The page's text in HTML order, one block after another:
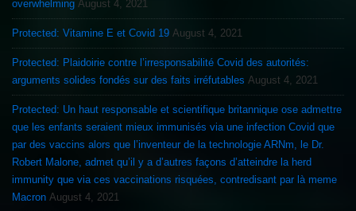
overwhelming August 4, 2021
Protected: Vitamine E et Covid 19 August 4, 2021
Protected: Plaidoirie contre l’irresponsabilité Covid des autorités:
arguments solides fondés sur des faits irréfutables August 4, 2021
Protected: Un haut responsable et scientifique britannique ose admettre
que les enfants seraient mieux immunisés via une infection Covid que
par des vaccins alors que l’inventeur de la technologie ARNm, le Dr.
Robert Malone, admet qu’il y a d’autres façons d’atteindre la herd
immunity que via ces vaccinations risquées, contredisant par là meme
Macron August 4, 2021